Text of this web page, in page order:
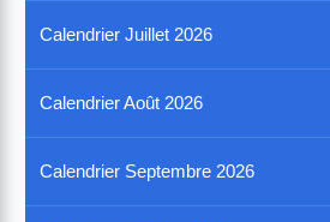
Calendrier Juillet 2026
Calendrier Août 2026
Calendrier Septembre 2026